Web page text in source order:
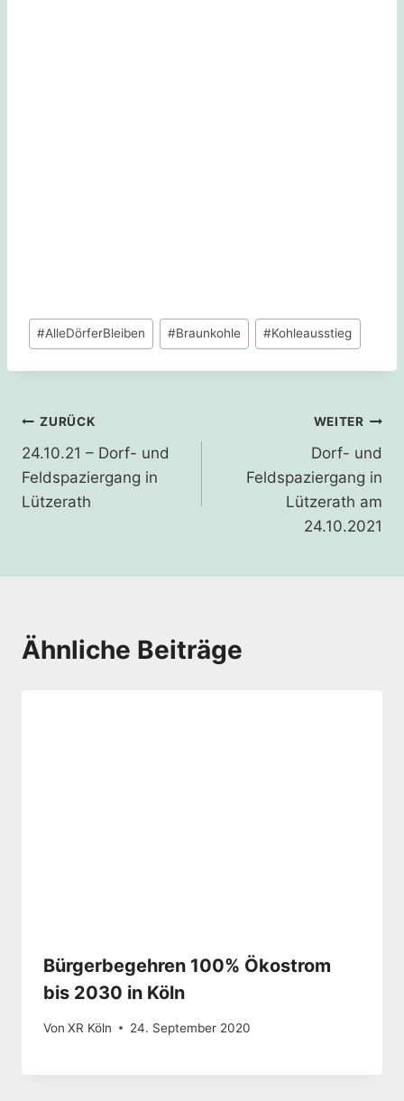
Schlagworte:
#AlleDörferBleiben #Braunkohle #Kohleausstieg
Beitragsnavigation
ZURÜCK
24.10.21 – Dorf- und
Feldspaziergang in
Lützerath
WEITER
Dorf- und
Feldspaziergang in
Lützerath am
24.10.2021
Ähnliche Beiträge
Bürgerbegehren 100% Ökostrom
bis 2030 in Köln
Von XR Köln 24. September 2020